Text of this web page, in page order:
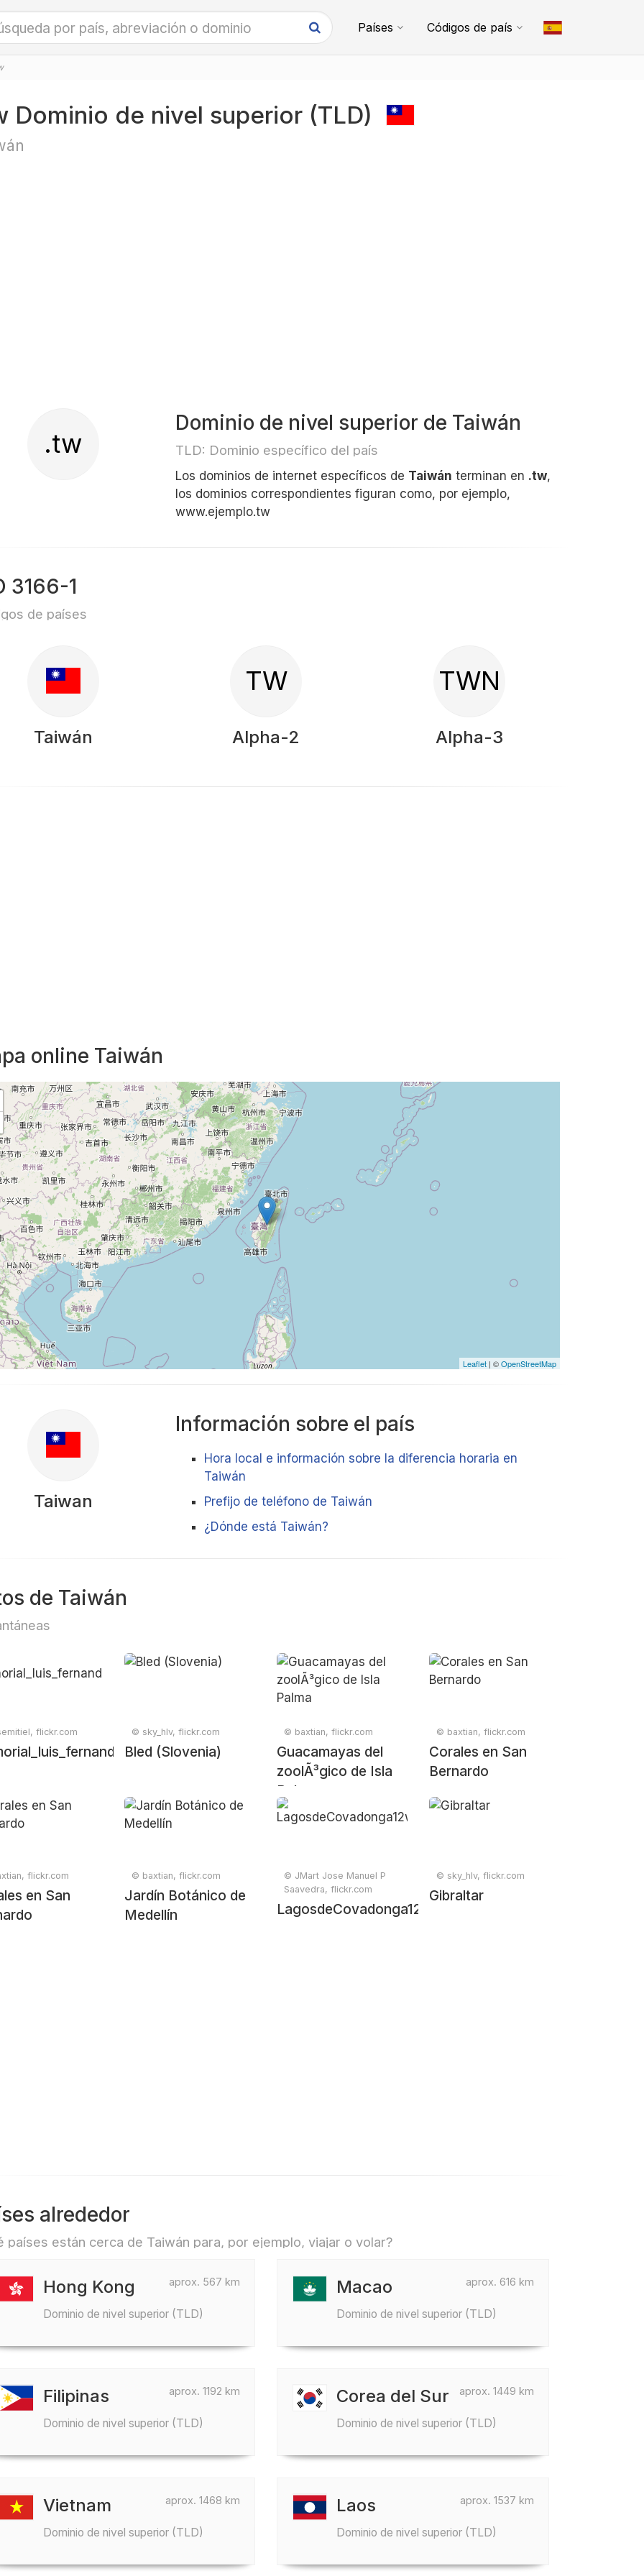
Países Códigos de país
Dominio de nivel superior (TLD)
.tw
Dominio de nivel superior de Taiwán
TLD: Dominio específico del país
Los dominios de internet específicos de Taiwán terminan en .tw,
los dominios correspondientes figuran como, por ejemplo,
www.ejemplo.tw
3166-1
de países
Taiwán
TW
Alpha-2
TWN
Alpha-3
online Taiwán
Leaflet | ©OpenStreetMap
Taiwan
Información sobre el país
Hora local e información sobre la diferencia horaria en
Taiwán
Prefijo de teléfono de Taiwán
¿Dónde está Taiwán?
de Taiwán
flickr.com © sky_hlv, flickr.com
Bled (Slovenia)
© baxtian, flickr.com
Guacamayas del
zoolÃ³gico de Isla
Palma
© baxtian, flickr.com
Corales en San
Bernardo
flickr.com
en San
© baxtian, flickr.com
Jardín Botánico de
Medellín
© JMart Jose Manuel P
Saavedra, flickr.com
LagosdeCovadonga12web
© sky_hlv, flickr.com
Gibraltar
alrededor
países están cerca de Taiwán para, por ejemplo, viajar o volar?
aprox. 567 km
Hong Kong
Dominio de nivel superior (TLD)
aprox. 616 km
Macao
Dominio de nivel superior (TLD)
aprox. 1192 km
Filipinas
Dominio de nivel superior (TLD)
aprox. 1449 km
Corea del Sur
Dominio de nivel superior (TLD)
aprox. 1468 km
Vietnam
Dominio de nivel superior (TLD)
aprox. 1537 km
Laos
Dominio de nivel superior (TLD)